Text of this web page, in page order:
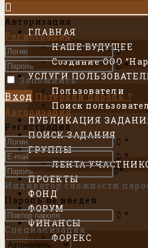
ГЛАВНАЯ
НАШЕ БУДУЩЕЕ
Создание ООО
УСЛУГИ
Пользователи
Поиск
ПУБЛИКАЦИЯ
ПОИСК ЗАДАНИЯ
ГРУППЫ
ЛЕНТА
ПРОЕКТЫ
ФОНД
ФОРУМ
ФИНАНСЫ
ФОРЕКС
Авторизация
Регистрация
*
*
Запомнить
Вход Потеряли пароль ?
Авторизация
Регистрация
*
*
*
Индикатор сложности
Пароль не введен
*
Специализация: